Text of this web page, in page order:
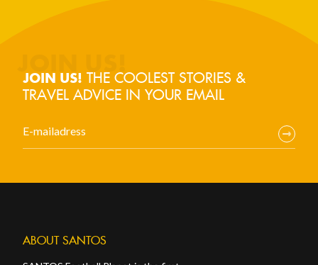
JOIN US! THE COOLEST STORIES &
TRAVEL ADVICE IN YOUR EMAIL
ABOUT SANTOS